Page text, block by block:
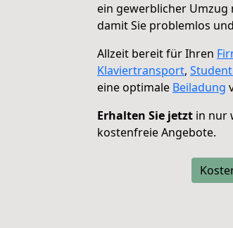
ein gewerblicher Umzug
damit Sie problemlos
Allzeit bereit für Ihren
Klaviertransport,
eine optimale Beiladung
Erhalten Sie jetzt in nur
kostenfreie Angebote.